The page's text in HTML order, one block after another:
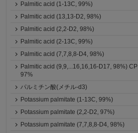
Palmitic acid (1-13C, 99%)
Palmitic acid (13,13-D2, 98%)
Palmitic acid (2,2-D2, 98%)
Palmitic acid (2-13C, 99%)
Palmitic acid (7,7,8,8-D4, 98%)
Palmitic acid (9,9,...16,16,16-D17, 98%) CP
97%
パルミチン酸(メチル-d3)
Potassium palmitate (1-13C, 99%)
Potassium palmitate (2,2-D2, 97%)
Potassium palmitate (7,7,8,8-D4, 98%)